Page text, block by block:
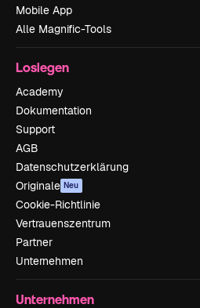
Mobile App
Alle Magnific-Tools
Loslegen
Academy
Dokumentation
Support
AGB
Datenschutzerklärung
Originale Neu
Cookie-Richtlinie
Vertrauenszentrum
Partner
Unternehmen
Unternehmen